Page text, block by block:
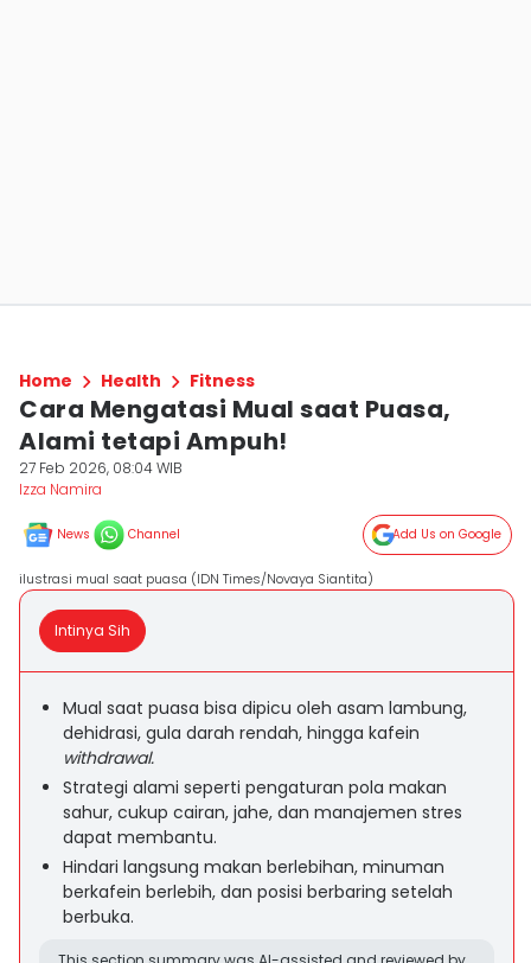
Home Health Fitness
Cara Mengatasi Mual saat Puasa,
Alami tetapi Ampuh!
27 Feb 2026, 08:04 WIB
Izza Namira
News Channel Add Us on Google
ilustrasi mual saat puasa (IDN Times/Novaya Siantita)
Intinya Sih
Mual saat puasa bisa dipicu oleh asam lambung,
dehidrasi, gula darah rendah, hingga kafein
withdrawal.
Strategi alami seperti pengaturan pola makan
sahur, cukup cairan, jahe, dan manajemen stres
dapat membantu.
Hindari langsung makan berlebihan, minuman
berkafein berlebih, dan posisi berbaring setelah
berbuka.